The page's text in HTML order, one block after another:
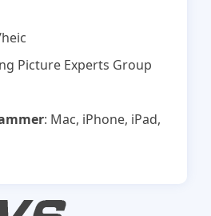
Picture Experts Group
: Mac, iPhone, iPad,